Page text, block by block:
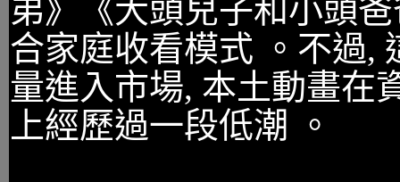
弟》《大頭兒子和小頭
合家庭收看模式 。不過,
量進入市場, 本土動畫在
上經歷過一段低潮 。